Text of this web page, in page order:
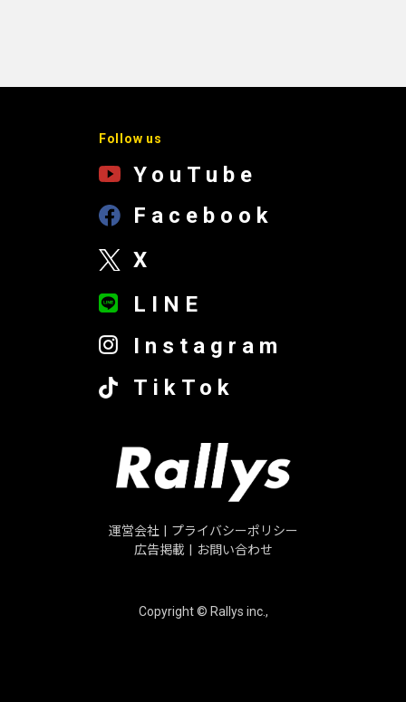
Follow us
YouTube
Facebook
X
LINE
Instagram
TikTok
運営会社
プライバシーポリシー
広告掲載
お問い合わせ
Copyright © Rallys inc.,